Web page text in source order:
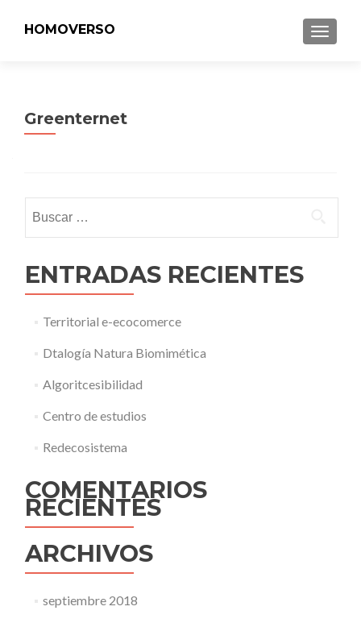
MENU
HOMOVERSO
Greenternet
ENTRADAS RECIENTES
Territorial e-ecocomerce
Dtalogía Natura Biomimética
Algoritcesibilidad
Centro de estudios
Redecosistema
COMENTARIOS
RECIENTES
ARCHIVOS
septiembre 2018